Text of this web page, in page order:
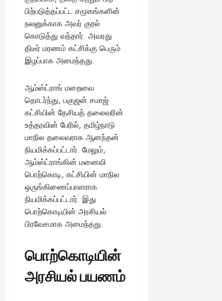
பிற்படுத்தப்பட்ட சமூகங்களின்
நலனுக்காக அவர் குரல்
கொடுத்து வந்தார். அவரது
திடீர் மரணம் கட்சிக்கு பெரும்
இழப்பாக அமைந்தது.
ஆம்ஸ்ட்ராங் மறைவை
தொடர்ந்து, பகுஜன் சமாஜ்
கட்சியின் தேசியத் தலைவரின்
உத்தரவின் பேரில், தமிழ்நாடு
மாநில தலைவராக ஆனந்தன்
நியமிக்கப்பட்டார். மேலும்,
ஆம்ஸ்ட்ராங்கின் மனைவி
பொற்கொடி, கட்சியின் மாநில
ஒருங்கிணைப்பாளராக
நியமிக்கப்பட்டார். இது
பொற்கொடியின் அரசியல்
பிரவேசமாக அமைந்தது.
பொற்கொடியின்
அரசியல் பயணம்